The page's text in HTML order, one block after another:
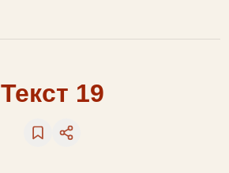
Текст 19